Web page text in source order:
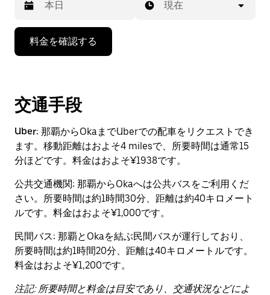
で
カ
ン
ダ
ー
操
作
し、
付
を
選
し
現在
料金を確認する
交通手段
Uber: 那覇からOkaまでUberでの配車をリクエストでき
ます。移動距離はおよそ4 milesで、所要時間は通常15
分ほどです。料金はおよそ¥1938です。
公共交通機関: 那覇からOkaへは公共バスをご利用くだ
さい。所要時間は約1時間30分、距離は約40キロメート
ルです。料金はおよそ¥1,000です。
民間バス: 那覇とOkaを結ぶ民間バスが運行しており、
所要時間は約1時間20分、距離は40キロメートルです。
料金はおよそ¥1,200です。
注記: 所要時間と料金は目安であり、交通状況などによ